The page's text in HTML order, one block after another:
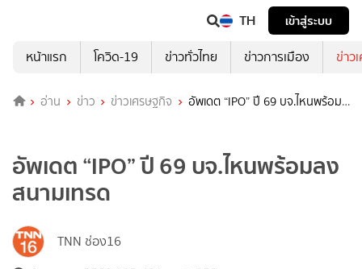
TH
เข้าสู่ระบบ
หน้าแรก
โควิด-19 ข่าวทั่วไทย ข่าวการเมือง ข่าว
อ่าน ข่าว ข่าวเศรษฐกิจ
อัพเดต “IPO” ปี 69 บจ.ไหนพร้อม
อัพเดต “IPO” ปี 69 บจ.ไหนพร้อมลง
สนามเทรด
TNN ช่อง16